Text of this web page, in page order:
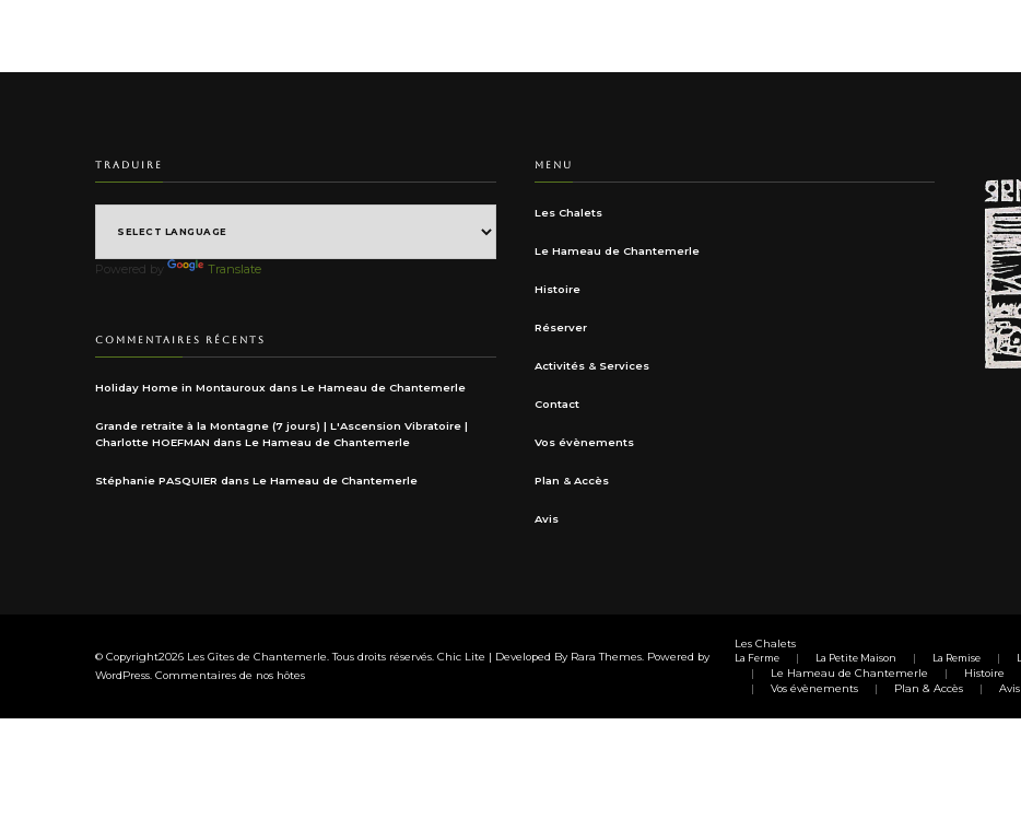
TRADUIRE
Powered by Translate
COMMENTAIRES RÉCENTS
Holiday Home in Montauroux dans Le Hameau de Chantemerle
Grande retraite à la Montagne (7 jours) | L'Ascension Vibratoire |
Charlotte HOEFMAN dans Le Hameau de Chantemerle
Stéphanie PASQUIER dans Le Hameau de Chantemerle
MENU
Les Chalets
Le Hameau de Chantemerle
Histoire
Réserver
Activités & Services
Contact
Vos évènements
Plan & Accès
Avis
© Copyright2026 Les Gîtes de Chantemerle . Tous droits réservés. Chic Lite | Developed By Rara Themes . Powered by
WordPress Commentaires de nos hôtes
Les Chalets
La Ferme La Petite Maison La Remise
Le Hameau de Chantemerle Histoire
Vos évènements
Plan & Accès Avis